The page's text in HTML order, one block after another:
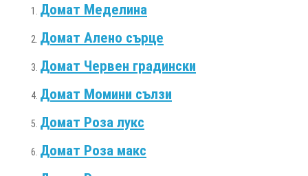
Домат Меделина
Домат Алено сърце
Домат Червен градински
Домат Момини сълзи
Домат Роза лукс
Домат Роза макс